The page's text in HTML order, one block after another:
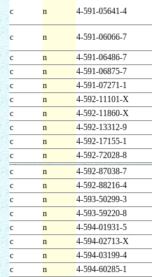
c n 4-591-05641-4
c n 4-591-06066-7
c n 4-591-06486-7
c
n 4-591-06875-7
c
n 4-591-07271-1
c
n 4-592-11101-X
c
n 4-592-11860-X
c
n 4-592-13312-9
c
n 4-592-17155-1
c
n 4-592-72028-8
c
n 4-592-87038-7
c
n 4-592-88216-4
c
n 4-593-50299-3
c
n 4-593-59220-8
c
n 4-594-01931-5
c
n 4-594-02713-X
c
n 4-594-03199-4
c
n 4-594-60285-1